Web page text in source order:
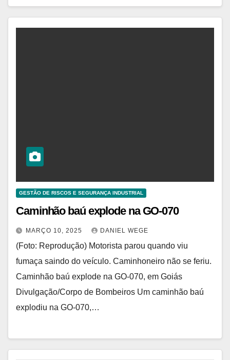
GESTÃO DE RISCOS E SEGURANÇA INDUSTRIAL
Caminhão baú explode na GO-070
MARÇO 10, 2025 DANIEL WEGE
(Foto: Reprodução) Motorista parou quando viu
fumaça saindo do veículo. Caminhoneiro não se feriu.
Caminhão baú explode na GO-070, em Goiás
Divulgação/Corpo de Bombeiros Um caminhão baú
explodiu na GO-070,…